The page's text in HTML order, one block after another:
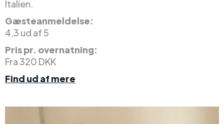
Italien.
Gæsteanmeldelse:
4,3 ud af 5
Pris pr. overnatning:
Fra 320 DKK
Find ud af mere